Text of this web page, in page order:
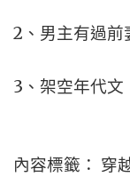
2、男主有過前
3、架空年代文
內容標籤： 穿